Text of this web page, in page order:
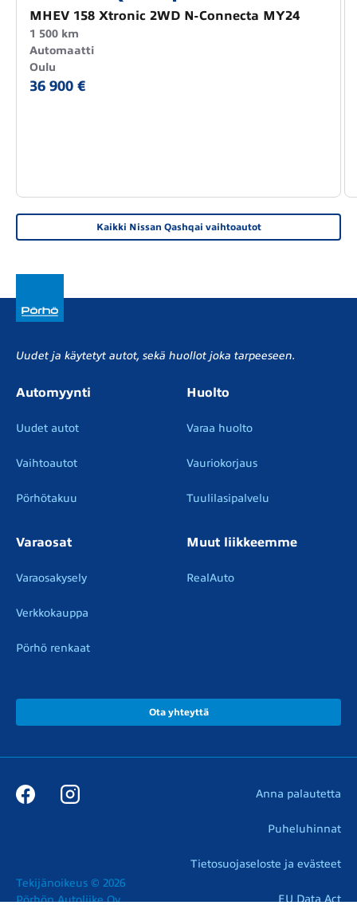
MHEV 158 Xtronic 2WD N-Connecta MY24
1 500 km
Automaatti
Oulu
36 900 €
Kaikki Nissan Qashqai vaihtoautot
Uudet ja käytetyt autot, sekä huollot joka tarpeeseen.
Automyynti
Uudet autot
Vaihtoautot
Pörhötakuu
Huolto
Varaa huolto
Vauriokorjaus
Tuulilasipalvelu
Varaosat
Varaosakysely
Verkkokauppa
Pörhö renkaat
Muut liikkeemme
RealAuto
Ota yhteyttä
Tekijänoikeus © 2026
Pörhön Autoliike Oy
Anna palautetta
Puheluhinnat
Tietosuojaseloste ja evästeet
EU Data Act